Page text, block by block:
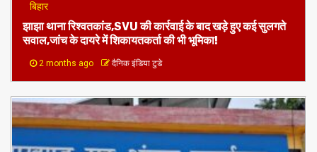
बिहार
झाझा थाना रिश्वतकांड,SVU की कार्रवाई के बाद खड़े हुए कई सुलगते
सवाल,जांच के दायरे में शिकायतकर्ता की भी भूमिका!
2 months ago दैनिक इंडिया टुडे